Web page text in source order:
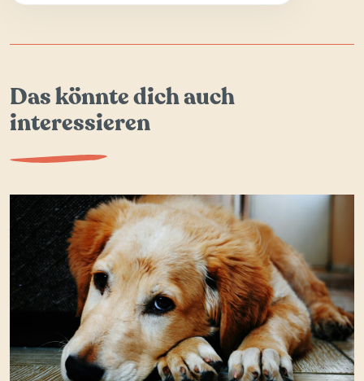
Das könnte dich auch
interessieren